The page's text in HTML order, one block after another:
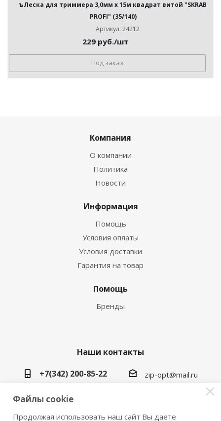
ъЛеска для триммера 3,0мм х 15м квадрат витой "SKRAB
PROFI" (35/140)
Артикул: 24212
229 руб./шт
Под заказ
Компания
О компании
Политика
Новости
Информация
Помощь
Условия оплаты
Условия доставки
Гарантия на товар
Помощь
Бренды
Наши контакты
+7(342) 200-85-22
zip-opt@mail.ru
г. Пермь, ул. Васильева, 5в
Файлы cookie
Продолжая использовать наш сайт Вы даете